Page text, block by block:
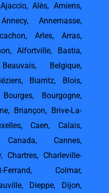
Ajaccio,Alès,Amiens,
Annecy, Annemasse,
, Arles, Arras,
,Alfortville, Bastia,
Beauvais, Belgique,
, Biarritz, Blois,
Bourges, Bourgogne,
, Briançon, Brive-La-
, Caen, Calais,
Canada, Cannes,
, Chartres, Charleville-
Ferrand, Colmar,
, Dieppe, Dijon,